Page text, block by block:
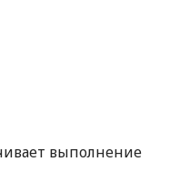
выполнение